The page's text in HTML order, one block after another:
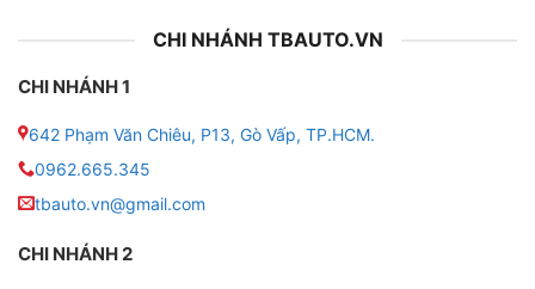
CHI NHÁNH TBAUTO.VN
CHI NHÁNH 1
642 Phạm Văn Chiêu, P13, Gò Vấp, TP.HCM.
0962.665.345
tbauto.vn@gmail.com
CHI NHÁNH 2